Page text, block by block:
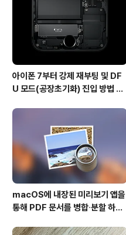
아이폰 7부터 강제 재부팅 및 DF
U 모드(공장초기화) 진입 방법 변
macOS에 내장된 미리보기 앱을
통해 PDF 문서를 병합∙분할 하는